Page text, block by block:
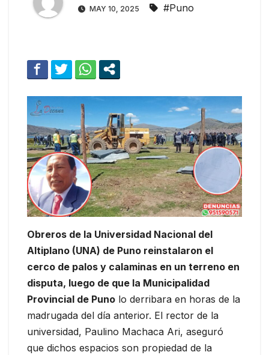
MAY 10, 2025 #Puno
Obreros de la Universidad Nacional del
Altiplano (UNA) de Puno reinstalaron el
cerco de palos y calaminas en un terreno en
disputa, luego de que la Municipalidad
Provincial de Puno lo derribara en horas de la
madrugada del día anterior. El rector de la
universidad, Paulino Machaca Ari, aseguró
que dichos espacios son propiedad de la